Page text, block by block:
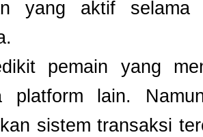
yang aktif
pemain yang
platform lain.
sistem transaksi